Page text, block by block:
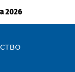
2026